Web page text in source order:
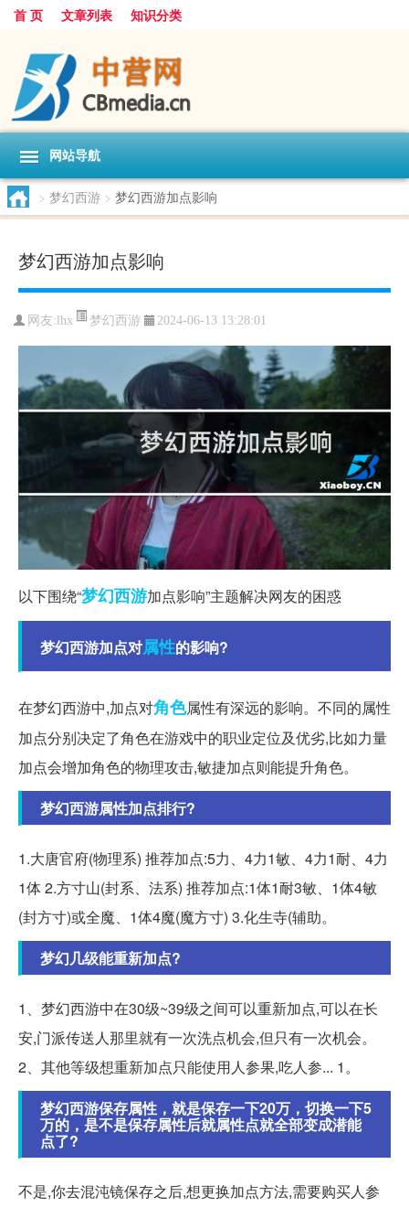
首 页 文章列表 知识分类
网站导航
> 梦幻西游 > 梦幻西游加点影响
梦幻西游加点影响
网友:lhx 梦幻西游 2024-06-13 13:28:01
以下围绕“梦幻西游加点影响”主题解决网友的困惑
梦幻西游加点对属性的影响?
在梦幻西游中,加点对角色属性有深远的影响。不同的属性
加点分别决定了角色在游戏中的职业定位及优劣,比如力量
加点会增加角色的物理攻击,敏捷加点则能提升角色。
梦幻西游属性加点排行?
1.大唐官府(物理系) 推荐加点:5力、4力1敏、4力1耐、4力
1体 2.方寸山(封系、法系) 推荐加点:1体1耐3敏、1体4敏
(封方寸)或全魔、1体4魔(魔方寸) 3.化生寺(辅助。
梦幻几级能重新加点?
1、梦幻西游中在30级~39级之间可以重新加点,可以在长
安,门派传送人那里就有一次洗点机会,但只有一次机会。
2、其他等级想重新加点只能使用人参果,吃人参... 1。
梦幻西游保存属性，就是保存一下20万，切换一下5
万的，是不是保存属性后就属性点就全部变成潜能
点了?
不是,你去混沌镜保存之后,想更换加点方法,需要购买人参